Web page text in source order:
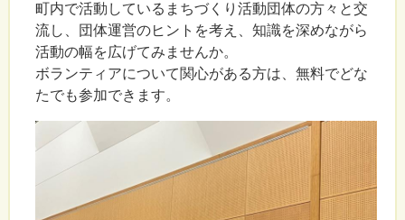
町内で活動しているまちづくり活動団体の方々と交
流し、団体運営のヒントを考え、知識を深めながら
活動の幅を広げてみませんか。
ボランティアについて関心がある方は、無料でどな
たでも参加できます。